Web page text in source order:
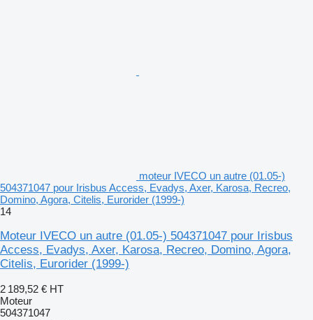
moteur IVECO un autre (01.05-)
504371047 pour Irisbus Access, Evadys, Axer, Karosa, Recreo,
Domino, Agora, Citelis, Eurorider (1999-)
14
Moteur IVECO un autre (01.05-) 504371047 pour Irisbus
Access, Evadys, Axer, Karosa, Recreo, Domino, Agora,
Citelis, Eurorider (1999-)
2 189,52 € HT
Moteur
504371047